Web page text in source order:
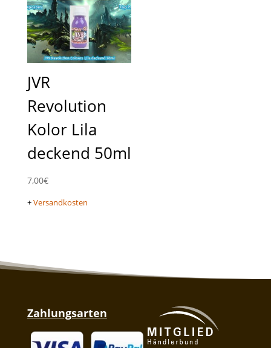
JVR
Revolution
Kolor Lila
deckend 50ml
7,00€
+Versandkosten
Zahlungsarten